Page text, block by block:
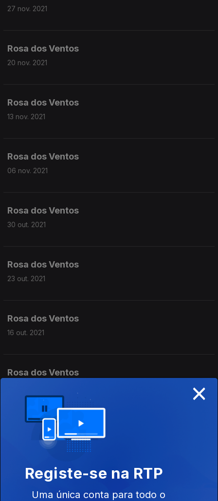
27 nov. 2021
Rosa dos Ventos
20 nov. 2021
Rosa dos Ventos
13 nov. 2021
Rosa dos Ventos
06 nov. 2021
Rosa dos Ventos
30 out. 2021
Rosa dos Ventos
23 out. 2021
Rosa dos Ventos
16 out. 2021
Rosa dos Ventos
Rosa dos Ventos
02 out. 2021
Rosa dos Ventos
25 set. 2021
×
Registe-se na RTP
Uma única conta para todo o